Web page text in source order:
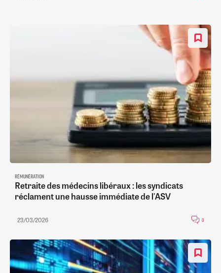
RÉMUNÉRATION
Retraite des médecins libéraux : les syndicats
réclament une hausse immédiate de l'ASV
23/03/2026 0